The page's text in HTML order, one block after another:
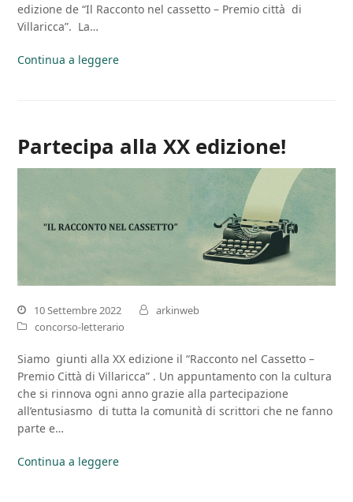
edizione de “Il Racconto nel cassetto – Premio città di
Villaricca”. La…
Continua a leggere
Partecipa alla XX edizione!
10 Settembre 2022
arkinweb
concorso-letterario
Siamo giunti alla XX edizione il “Racconto nel Cassetto –
Premio Città di Villaricca” . Un appuntamento con la cultura
che si rinnova ogni anno grazie alla partecipazione
all’entusiasmo di tutta la comunità di scrittori che ne fanno
parte e…
Continua a leggere